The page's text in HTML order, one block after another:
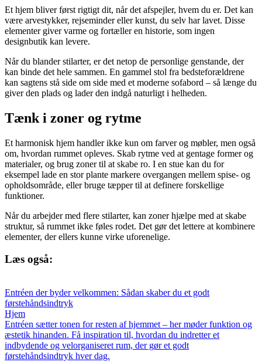
Et hjem bliver først rigtigt dit, når det afspejler, hvem du er. Det kan
være arvestykker, rejseminder eller kunst, du selv har lavet. Disse
elementer giver varme og fortæller en historie, som ingen
designbutik kan levere.
Når du blander stilarter, er det netop de personlige genstande, der
kan binde det hele sammen. En gammel stol fra bedsteforældrene
kan sagtens stå side om side med et moderne sofabord – så længe du
giver den plads og lader den indgå naturligt i helheden.
Tænk i zoner og rytme
Et harmonisk hjem handler ikke kun om farver og møbler, men også
om, hvordan rummet opleves. Skab rytme ved at gentage former og
materialer, og brug zoner til at skabe ro. I en stue kan du for
eksempel lade en stor plante markere overgangen mellem spise- og
opholdsområde, eller bruge tæpper til at definere forskellige
funktioner.
Når du arbejder med flere stilarter, kan zoner hjælpe med at skabe
struktur, så rummet ikke føles rodet. Det gør det lettere at kombinere
elementer, der ellers kunne virke uforenelige.
Læs også:
Entréen der byder velkommen: Sådan skaber du et godt
førstehåndsindtryk
Hjem
Entréen sætter tonen for resten af hjemmet – her møder funktion og
æstetik hinanden. Få inspiration til, hvordan du indretter et
indbydende og velorganiseret rum, der gør et godt
førstehåndsindtryk hver dag.